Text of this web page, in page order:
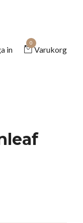
in
0
Varukorg